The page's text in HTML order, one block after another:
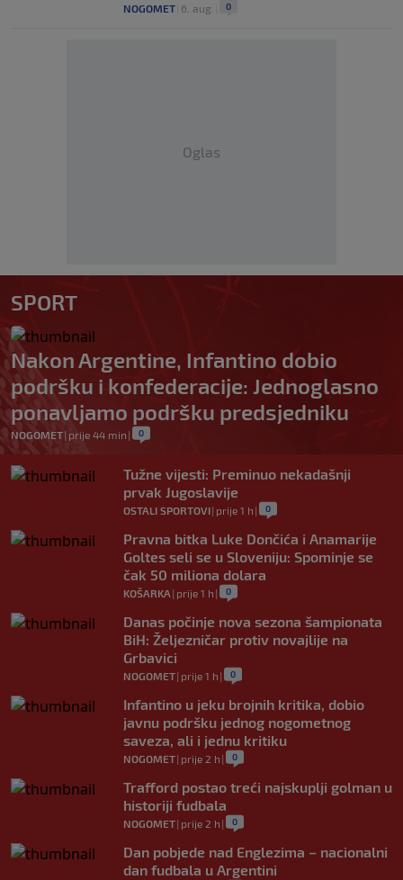
NOGOMET 6. aug. 0
Oglas
SPORT
Nakon Argentine, Infantino dobio
podršku i konfederacije: Jednoglasno
ponavljamo podršku predsjedniku
NOGOMET| prije 44 min | 0
Tužne vijesti: Preminuo nekadašnji
prvak Jugoslavije
OSTALI SPORTOVI| prije 1 h | 0
Pravna bitka Luke Dončića i Anamarije
Goltes seli se u Sloveniju: Spominje se
čak 50 miliona dolara
KOŠARKA | prije 1 h | 0
Danas počinje nova sezona šampionata
BiH: Željezničar protiv novajlije na
Grbavici
NOGOMET| prije 1 h | 0
Infantino u jeku brojnih kritika, dobio
javnu podršku jednog nogometnog
saveza, ali i jednu kritiku
NOGOMET| prije 2 h | 0
Trafford postao treći najskuplji golman u
historiji fudbala
NOGOMET| prije 2 h | 0
Dan pobjede nad Englezima – nacionalni
dan fudbala u Argentini